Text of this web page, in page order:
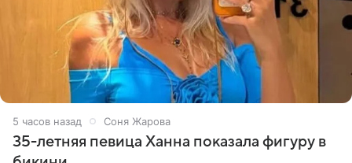
5 часов назад Соня Жарова
35-летняя певица Ханна показала фигуру в